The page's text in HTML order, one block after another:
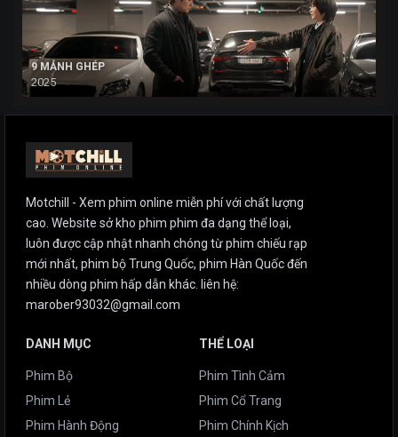
9 MẢNH GHÉP
2025
Motchill - Xem phim online miễn phí với chất lượng
cao. Website sở kho phim phim đa dạng thể loại,
luôn được cập nhật nhanh chóng từ phim chiếu rạp
mới nhất, phim bộ Trung Quốc, phim Hàn Quốc đến
nhiều dòng phim hấp dẫn khác. liên hệ:
marober93032@gmail.com
DANH MỤC
Phim Bộ
Phim Lẻ
Phim Hành Động
THỂ LOẠI
Phim Tình Cảm
Phim Cổ Trang
Phim Chính Kịch